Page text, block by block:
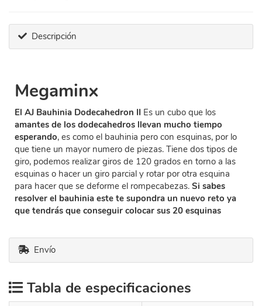
Descripción
Megaminx
El AJ Bauhinia Dodecahedron II Es un cubo que los
amantes de los dodecahedros llevan mucho tiempo
esperando, es como el bauhinia pero con esquinas, por lo
que tiene un mayor numero de piezas. Tiene dos tipos de
giro, podemos realizar giros de 120 grados en torno a las
esquinas o hacer un giro parcial y rotar por otra esquina
para hacer que se deforme el rompecabezas. Si sabes
resolver el bauhinia este te supondra un nuevo reto ya
que tendrás que conseguir colocar sus 20 esquinas
Envío
Tabla de especificaciones